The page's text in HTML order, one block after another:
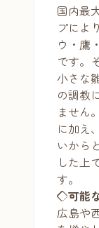
国内最
プによ
ウ・鷹
です。
小さな
の調教
ません
に加え
いから
した上
す。
◇可能
広島や